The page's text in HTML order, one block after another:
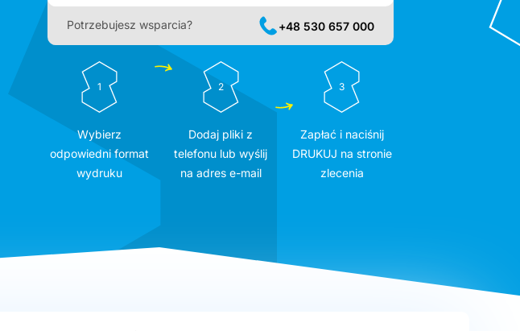
Potrzebujesz wsparcia? +48 530 657 000
1
Wybierz
odpowiedni format
wydruku
2
Dodaj pliki z
telefonu lub wyślij
na adres e-mail
3
Zapłać i naciśnij
DRUKUJ na stronie
zlecenia